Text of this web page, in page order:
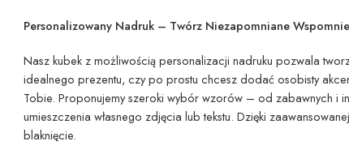
Personalizowany Nadruk – Twórz Niezapomniane
Nasz kubek z możliwością personalizacji nadruku pozwala
idealnego prezentu, czy po prostu chcesz dodać osobisty
Tobie. Proponujemy szeroki wybór wzorów – od zabawnych i
umieszczenia własnego zdjęcia lub tekstu. Dzięki
blaknięcie.